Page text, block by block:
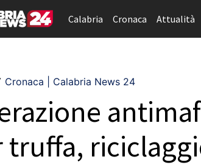
Calabria Cronaca Attualità
Cronaca | Calabria News 24
truffa,